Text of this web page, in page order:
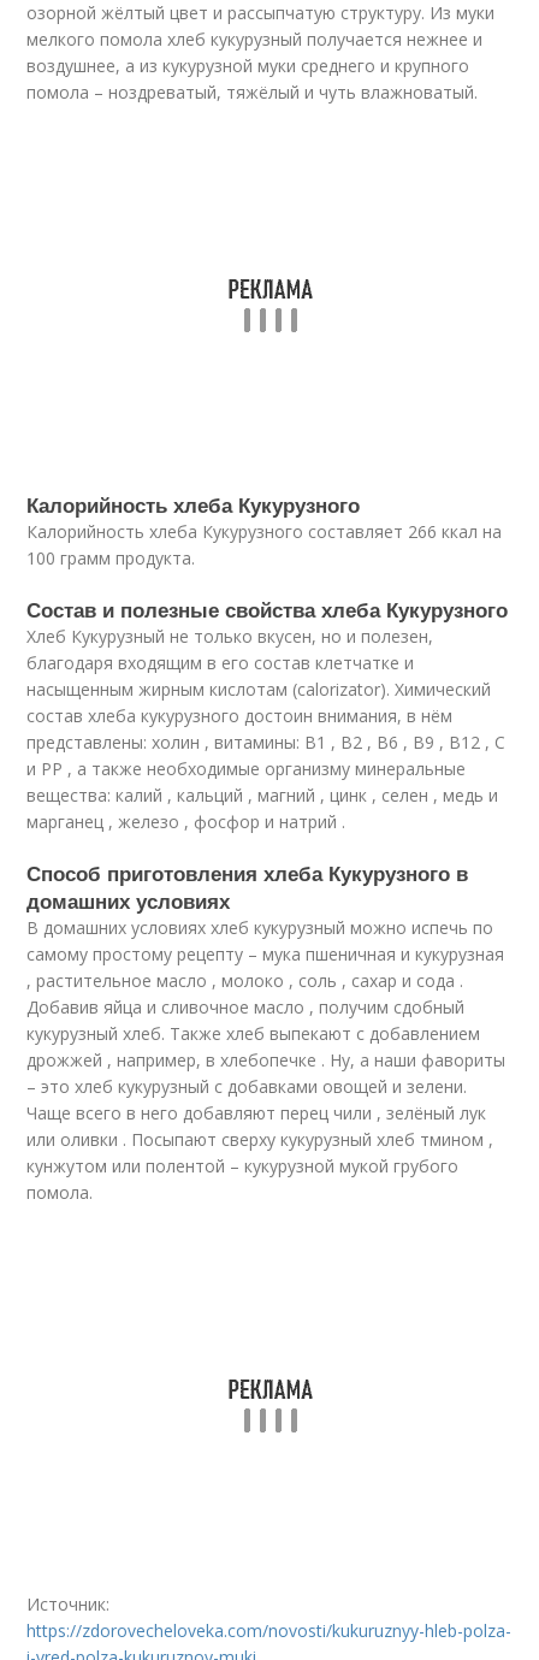
озорной жёлтый цвет и рассыпчатую структуру. Из муки
мелкого помола хлеб кукурузный получается нежнее и
воздушнее, а из кукурузной муки среднего и крупного
помола – ноздреватый, тяжёлый и чуть влажноватый.
Калорийность хлеба Кукурузного
Калорийность хлеба Кукурузного составляет 266 ккал на
100 грамм продукта.
Состав и полезные свойства хлеба Кукурузного
Хлеб Кукурузный не только вкусен, но и полезен,
благодаря входящим в его состав клетчатке и
насыщенным жирным кислотам (calorizator). Химический
состав хлеба кукурузного достоин внимания, в нём
представлены: холин , витамины: В1 , В2 , В6 , В9 , В12 , С
и РР , а также необходимые организму минеральные
вещества: калий , кальций , магний , цинк , селен , медь и
марганец , железо , фосфор и натрий .
Способ приготовления хлеба Кукурузного в
домашних условиях
В домашних условиях хлеб кукурузный можно испечь по
самому простому рецепту – мука пшеничная и кукурузная
, растительное масло , молоко , соль , сахар и сода .
Добавив яйца и сливочное масло , получим сдобный
кукурузный хлеб. Также хлеб выпекают с добавлением
дрожжей , например, в хлебопечке . Ну, а наши фавориты
– это хлеб кукурузный с добавками овощей и зелени.
Чаще всего в него добавляют перец чили , зелёный лук
или оливки . Посыпают сверху кукурузный хлеб тмином ,
кунжутом или полентой – кукурузной мукой грубого
помола.
Источник:
https://zdorovecheloveka.com/novosti/kukuruznyy-hleb-polza-